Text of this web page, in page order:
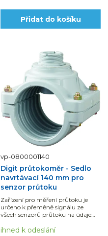
Přidat do košíku
vp-0800001140
Digit průtokoměr - Sedlo
navrtávací 140 mm pro
senzor průtoku
Zařízení pro měření průtoku je
určeno k přeměně signálu ze
všech senzorů průtoku na údaje
ihned k odeslání